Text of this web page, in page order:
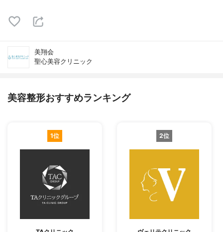
美翔会
聖心美容クリニック
美容整形おすすめランキング
1位 2位